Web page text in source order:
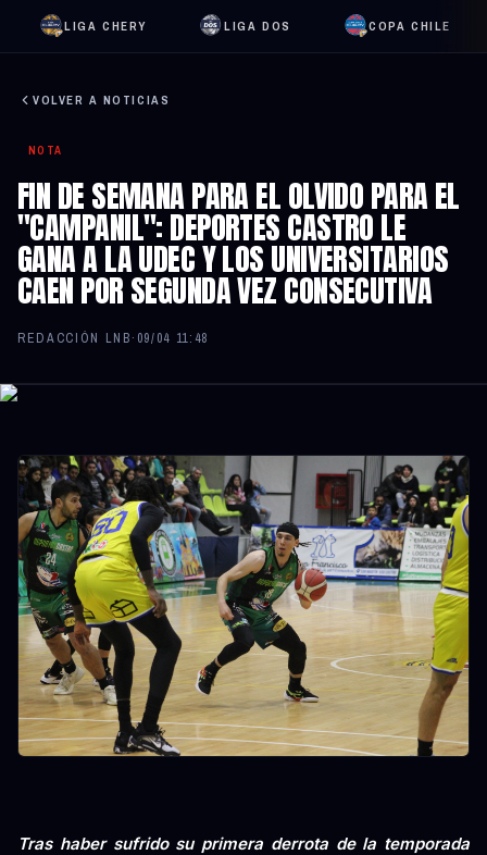
LIGA CHERY LIGA DOS COPA CHILE
VOLVER A NOTICIAS
NOTA
FIN DE SEMANA PARA EL OLVIDO PARA EL
"CAMPANIL": DEPORTES CASTRO LE
GANA A LA UDEC Y LOS UNIVERSITARIOS
CAEN POR SEGUNDA VEZ CONSECUTIVA
REDACCIÓN LNB· 09/04 11:48
Tras haber sufrido su primera derrota de la temporada